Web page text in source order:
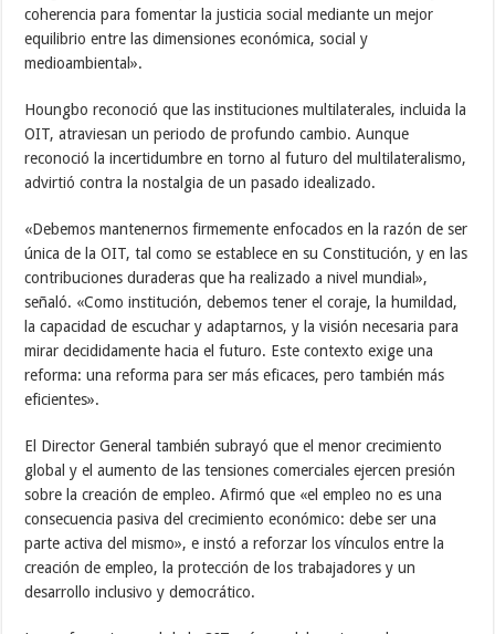
coherencia para fomentar la justicia social mediante un mejor
equilibrio entre las dimensiones económica, social y
medioambiental».
Houngbo reconoció que las instituciones multilaterales, incluida la
OIT, atraviesan un periodo de profundo cambio. Aunque
reconoció la incertidumbre en torno al futuro del multilateralismo,
advirtió contra la nostalgia de un pasado idealizado.
«Debemos mantenernos firmemente enfocados en la razón de ser
única de la OIT, tal como se establece en su Constitución, y en las
contribuciones duraderas que ha realizado a nivel mundial»,
señaló. «Como institución, debemos tener el coraje, la humildad,
la capacidad de escuchar y adaptarnos, y la visión necesaria para
mirar decididamente hacia el futuro. Este contexto exige una
reforma: una reforma para ser más eficaces, pero también más
eficientes».
El Director General también subrayó que el menor crecimiento
global y el aumento de las tensiones comerciales ejercen presión
sobre la creación de empleo. Afirmó que «el empleo no es una
consecuencia pasiva del crecimiento económico: debe ser una
parte activa del mismo», e instó a reforzar los vínculos entre la
creación de empleo, la protección de los trabajadores y un
desarrollo inclusivo y democrático.